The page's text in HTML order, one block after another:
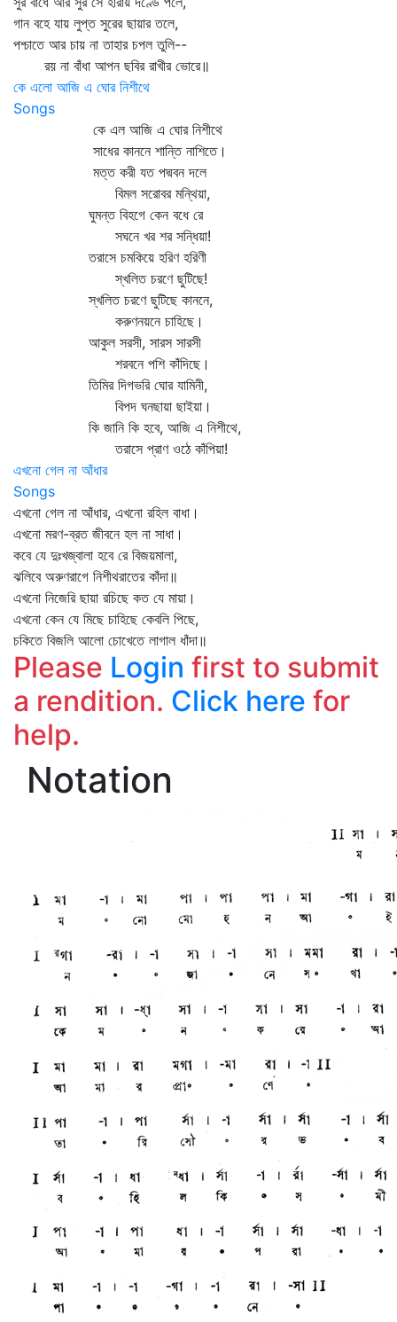
গান বহে যায় লুপ্ত সুরের ছায়ার তলে,
পশ্চাতে আর চায় না তাহার চপল তুলি--
রয় না বাঁধা আপন ছবির রাখীর ভোরে॥
কে এলো আজি এ ঘোর নিশীথে
Songs
কে এল আজি এ ঘোর নিশীথে
সাধের কাননে শান্তি নাশিতে।
মত্ত করী যত পদ্মবন দলে
বিমল সরোবর মন্থিয়া,
ঘুমন্ত বিহগে কেন বধে রে
সঘনে খর শর সন্ধিয়া!
তরাসে চমকিয়ে হরিণ হরিণী
স্খলিত চরণে ছুটিছে!
স্খলিত চরণে ছুটিছে কাননে,
করুণনয়নে চাহিছে।
আকুল সরসী, সারস সারসী
শরবনে পশি কাঁদিছে।
তিমির দিগভরি ঘোর যামিনী,
বিপদ ঘনছায়া ছাইয়া।
কি জানি কি হবে, আজি এ নিশীথে,
তরাসে প্রাণ ওঠে কাঁপিয়া!
এখনো গেল না আঁধার
Songs
এখনো গেল না আঁধার, এখনো রহিল বাধা।
এখনো মরণ-ব্রত জীবনে হল না সাধা।
কবে যে দুঃখজ্বালা হবে রে বিজয়মালা,
ঝলিবে অরুণরাগে নিশীথরাতের কাঁদা॥
এখনো নিজেরি ছায়া রচিছে কত যে মায়া।
এখনো কেন যে মিছে চাহিছে কেবলি পিছে,
চকিতে বিজলি আলো চোখেতে লাগাল ধাঁদা॥
Please Login first to submit
a rendition. Click here for
help.
Notation